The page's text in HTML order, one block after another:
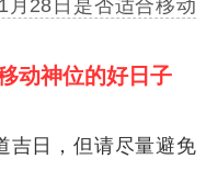
月28日是否适合移动
动神位的好日子
吉日，但请尽量避免